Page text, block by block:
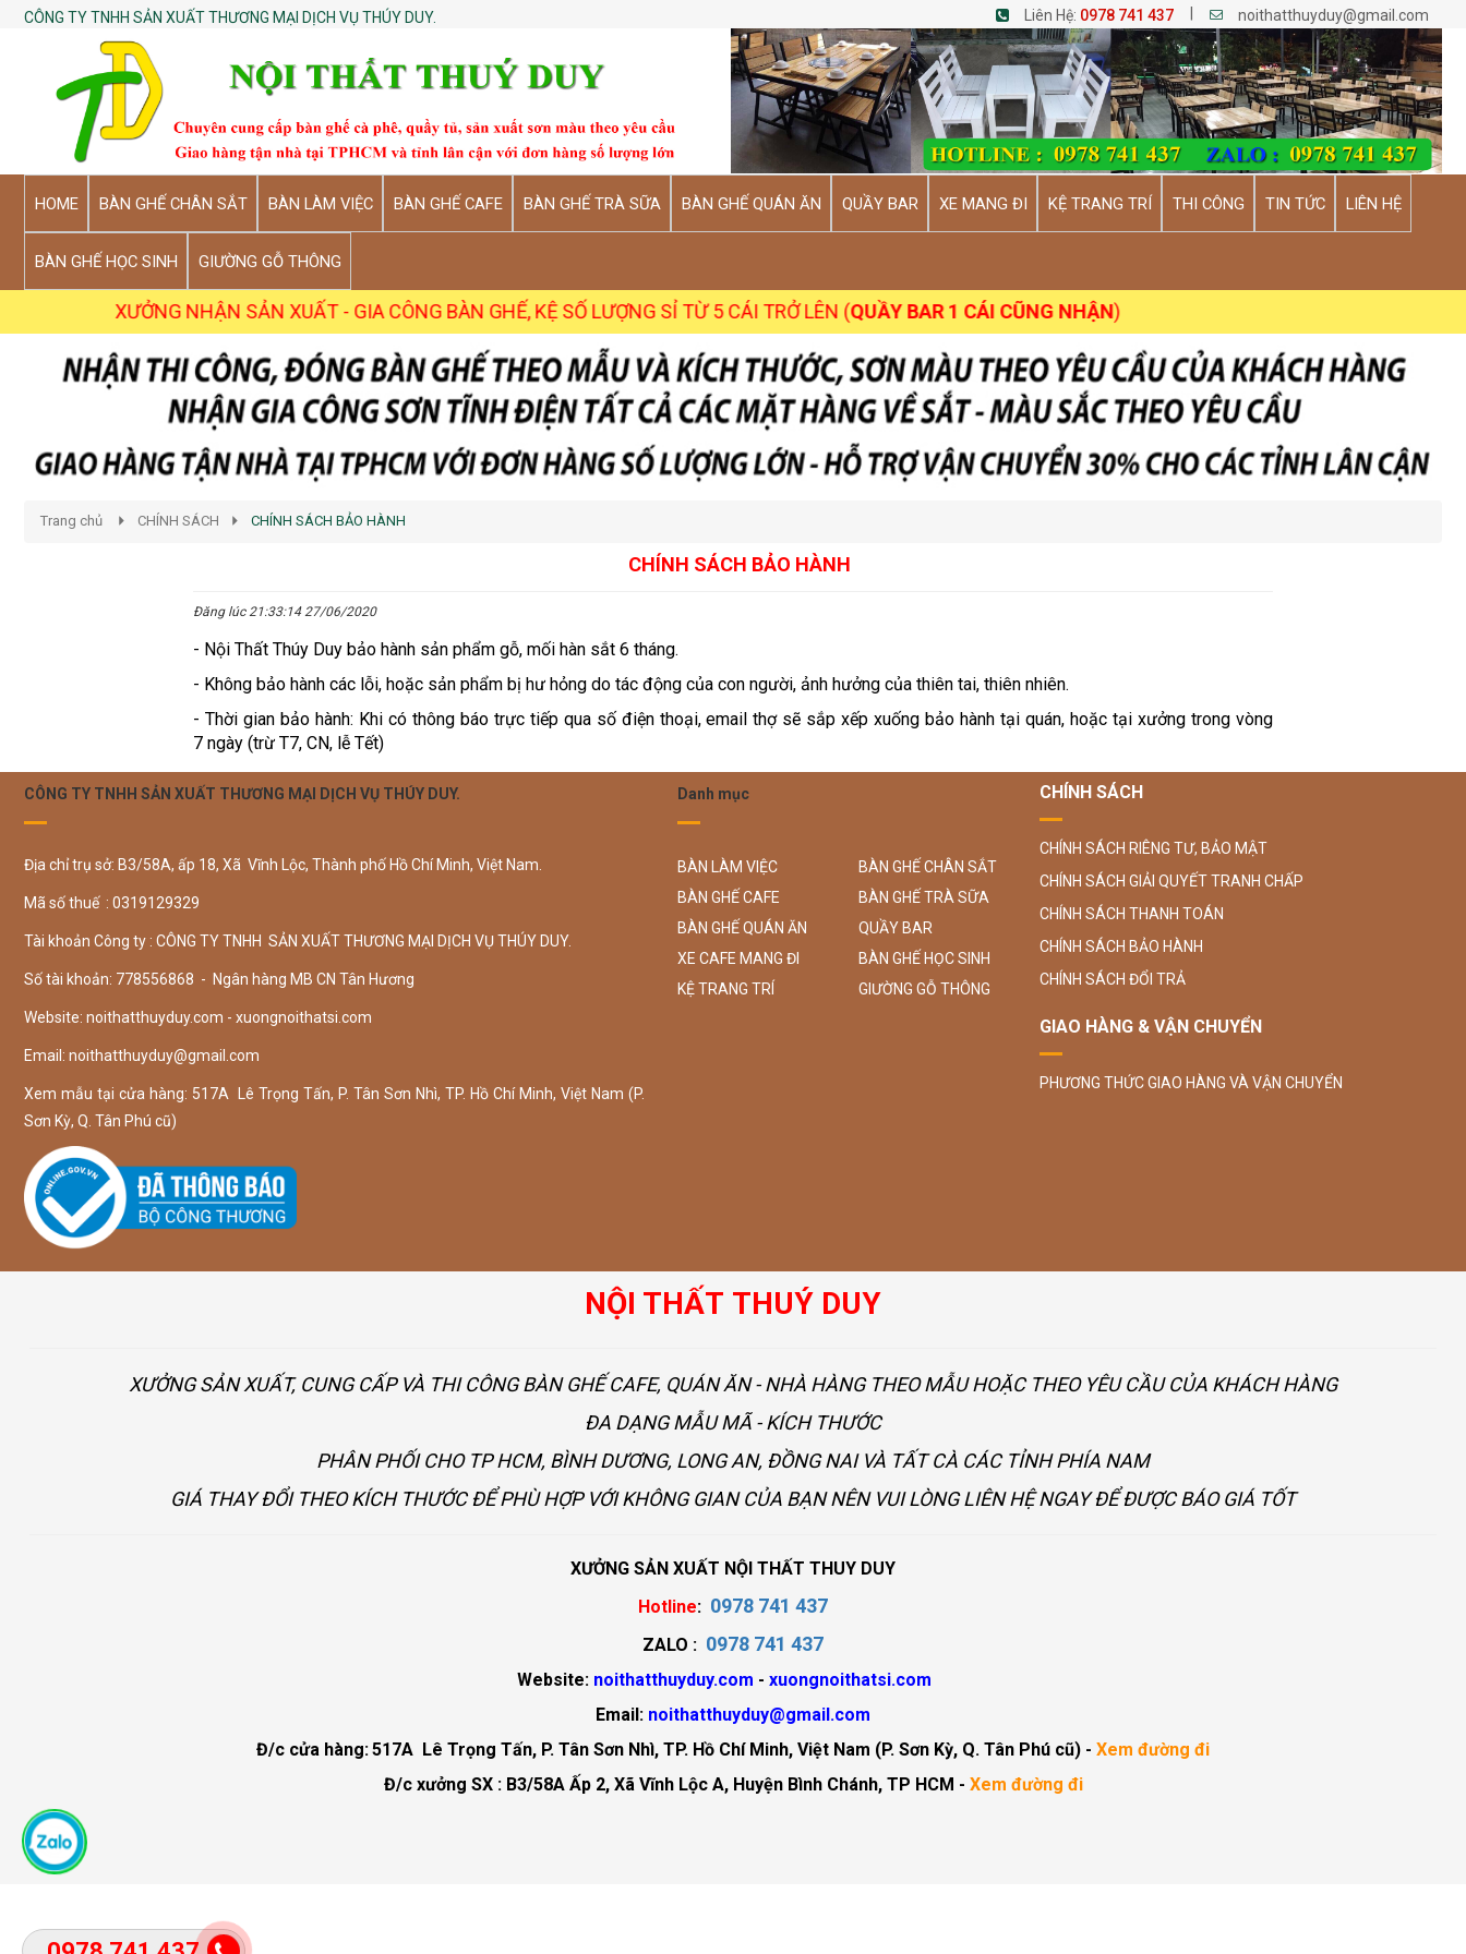
CÔNG TY TNHH SẢN XUẤT THƯƠNG MẠI DỊCH VỤ THÚY DUY. Liên Hệ: 0978 741 437 noithatthuyduy@gmail.com
HOME BÀN GHẾ CHÂN SẮT BÀN LÀM VIỆC BÀN GHẾ CAFE BÀN GHẾ TRÀ SỮA BÀN GHẾ QUÁN ĂN QUẦY BAR XE MANG ĐI KỆ TRANG TRÍ THI CÔNG TIN TỨC LIÊN HỆ
BÀN GHẾ HỌC SINH GIƯỜNG GỖ THÔNG
XƯỞNG NHẬN SẢN XUẤT - GIA CÔNG BÀN GHẾ, KỆ SỐ LƯỢNG SỈ TỪ 5 CÁI TRỞ LÊN (QUẦY BAR 1 CÁI CŨNG NHẬN)
Trang chủ CHÍNH SÁCH CHÍNH SÁCH BẢO HÀNH
CHÍNH SÁCH BẢO HÀNH
Đăng lúc 21:33:14 27/06/2020
- Nội Thất Thúy Duy bảo hành sản phẩm gỗ, mối hàn sắt 6 tháng.
- Không bảo hành các lỗi, hoặc sản phẩm bị hư hỏng do tác động của con người, ảnh hưởng của thiên tai, thiên nhiên.
- Thời gian bảo hành: Khi có thông báo trực tiếp qua số điện thoại, email thợ sẽ sắp xếp xuống bảo hành tại quán, hoặc tại xưởng trong vòng
7 ngày (trừ T7, CN, lễ Tết)
CÔNG TY TNHH SẢN XUẤT THƯƠNG MẠI DỊCH VỤ THÚY DUY.
Địa chỉ trụ sở: B3/58A, ấp 18, Xã Vĩnh Lộc, Thành phố Hồ Chí Minh, Việt Nam.
Mã số thuế : 0319129329
Tài khoản Công ty : CÔNG TY TNHH SẢN XUẤT THƯƠNG MẠI DỊCH VỤ THÚY DUY.
Số tài khoản: 778556868 - Ngân hàng MB CN Tân Hương
Website: noithatthuyduy.com - xuongnoithatsi.com
Email: noithatthuyduy@gmail.com
Xem mẫu tại cửa hàng: 517A Lê Trọng Tấn, P. Tân Sơn Nhì, TP. Hồ Chí Minh, Việt Nam (P.
Sơn Kỳ, Q. Tân Phú cũ)
Danh mục
BÀN LÀM VIỆC
BÀN GHẾ CHÂN SẮT
BÀN GHẾ CAFE
BÀN GHẾ TRÀ SỮA
BÀN GHẾ QUÁN ĂN
QUẦY BAR
XE CAFE MANG ĐI
BÀN GHẾ HỌC SINH
KỆ TRANG TRÍ
GIƯỜNG GỖ THÔNG
CHÍNH SÁCH
CHÍNH SÁCH RIÊNG TƯ, BẢO MẬT
CHÍNH SÁCH GIẢI QUYẾT TRANH CHẤP
CHÍNH SÁCH THANH TOÁN
CHÍNH SÁCH BẢO HÀNH
CHÍNH SÁCH ĐỔI TRẢ
GIAO HÀNG & VẬN CHUYỂN
PHƯƠNG THỨC GIAO HÀNG VÀ VẬN CHUYỂN
NỘI THẤT THUÝ DUY
XƯỞNG SẢN XUẤT, CUNG CẤP VÀ THI CÔNG BÀN GHẾ CAFE, QUÁN ĂN - NHÀ HÀNG THEO MẪU HOẶC THEO YÊU CẦU CỦA KHÁCH HÀNG
ĐA DẠNG MẪU MÃ - KÍCH THƯỚC
PHÂN PHỐI CHO TP HCM, BÌNH DƯƠNG, LONG AN, ĐỒNG NAI VÀ TẤT CÀ CÁC TỈNH PHÍA NAM
GIÁ THAY ĐỔI THEO KÍCH THƯỚC ĐỂ PHÙ HỢP VỚI KHÔNG GIAN CỦA BẠN NÊN VUI LÒNG LIÊN HỆ NGAY ĐỂ ĐƯỢC BÁO GIÁ TỐT
XƯỞNG SẢN XUẤT NỘI THẤT THUY DUY
Hotline: 0978 741 437
ZALO : 0978 741 437
Website: noithatthuyduy.com - xuongnoithatsi.com
Email: noithatthuyduy@gmail.com
Đ/c cửa hàng:517A Lê Trọng Tấn, P. Tân Sơn Nhì, TP. Hồ Chí Minh, Việt Nam (P. Sơn Kỳ, Q. Tân Phú cũ) - Xem đường đi
Đ/c xưởng SX : B3/58A Ấp 2, Xã Vĩnh Lộc A, Huyện Bình Chánh, TP HCM - Xem đường đi